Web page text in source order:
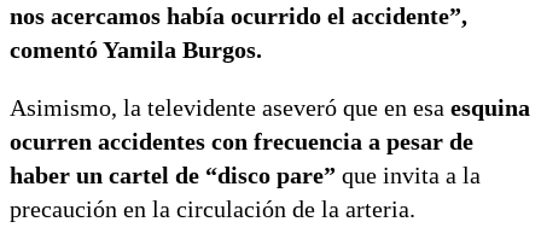
nos acercamos había ocurrido el accidente”,
comentó Yamila Burgos.
Asimismo, la televidente aseveró que en esa esquina
ocurren accidentes con frecuencia a pesar de
haber un cartel de “disco pare” que invita a la
precaución en la circulación de la arteria.